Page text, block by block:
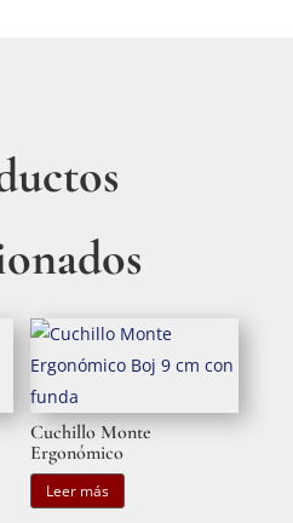
Cuchillo Monte
Ergonómico
Leer más